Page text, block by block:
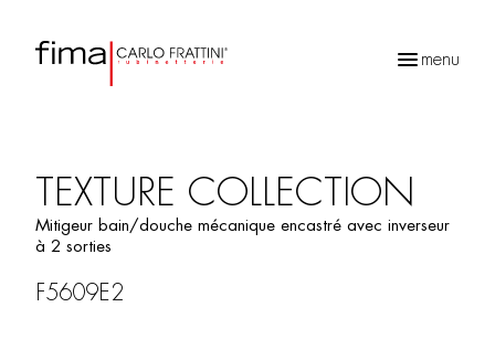
menu
TEXTURE COLLECTION
Mitigeur bain/douche mécanique encastré avec inverseur
à 2 sorties
F5609E2